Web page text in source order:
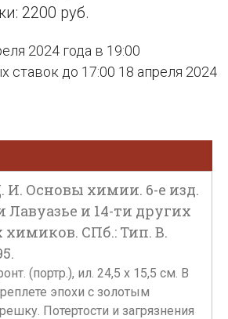
2200 руб.
2024 года в 19:00
ставок до 17:00 18 апреля 2024
И. Основы химии. 6-е изд.
Лавуазье и 14-ти других
СПб.: Тип. В.
(портр.), ил. 24,5 х 15,5 см. В
эпохи с золотым
Потертости и загрязнения